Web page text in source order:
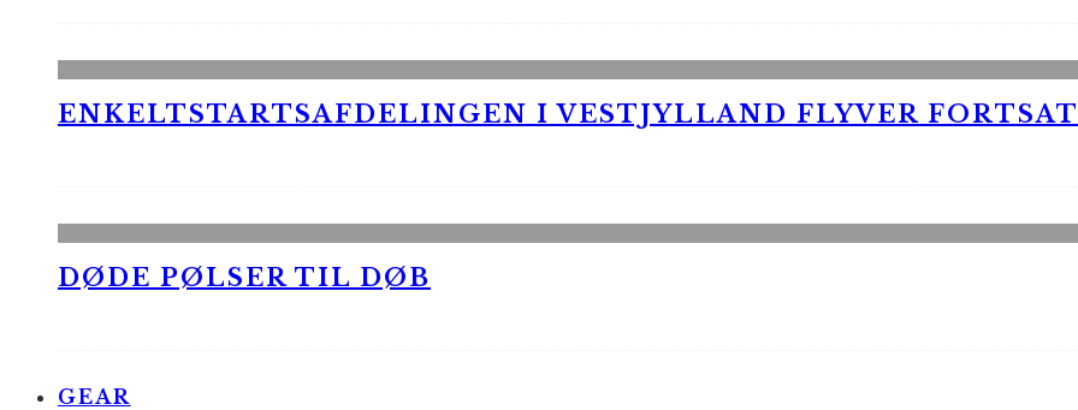
ENKELTSTARTSAFDELINGEN I VESTJYLLAND FLYVER
DØDE PØLSER TIL DØB
GEAR